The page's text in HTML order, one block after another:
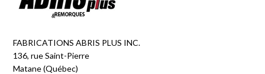
FABRICATIONS ABRIS PLUS INC.
136, rue Saint-Pierre
Matane (Québec)